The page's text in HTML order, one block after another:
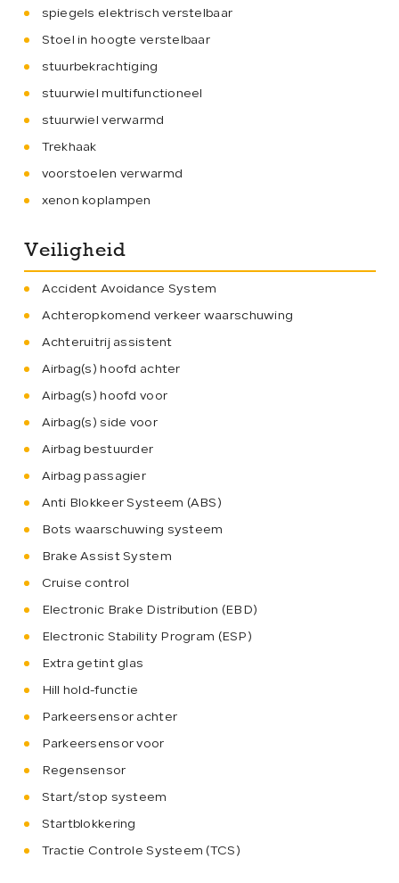
Veiligheid
Accident Avoidance System
Achteropkomend verkeer waarschuwing
Achteruitrij assistent
Airbag(s) hoofd achter
Airbag(s) hoofd voor
Airbag(s) side voor
Airbag bestuurder
Airbag passagier
Anti Blokkeer Systeem (ABS)
Bots waarschuwing systeem
Brake Assist System
Cruise control
Electronic Brake Distribution (EBD)
Electronic Stability Program (ESP)
Extra getint glas
Hill hold-functie
Parkeersensor achter
Parkeersensor voor
Regensensor
Start/stop systeem
Startblokkering
Tractie Controle Systeem (TCS)
spiegels elektrisch verstelbaar
Stoel in hoogte verstelbaar
stuurbekrachtiging
stuurwiel multifunctioneel
stuurwiel verwarmd
Trekhaak
voorstoelen verwarmd
xenon koplampen